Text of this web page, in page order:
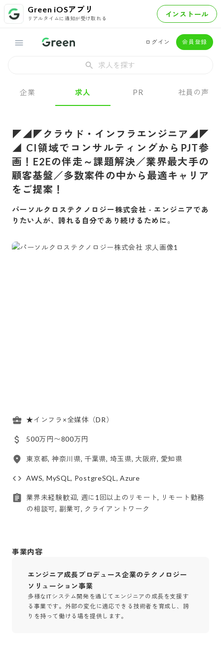
Green iOSアプリ
リアルタイムに通知が受け取れる インストール
ログイン 会員登録
求人を探す
企業 求人 PR 社員の声
◤◢◤クラウド・インフラエンジニア◢◤
◢ CI領域でコンサルティングからPJT参
画！E2Eの伴走～課題解決／業界最大手の
顧客基盤／多数案件の中から最適キャリア
をご提案！
パーソルクロステクノロジー株式会社 - エンジニアであ
りたい人が、誇れる自分であり続けるために。
★インフラ×全媒体（DR）
500万円〜800万円
東京都, 神奈川県, 千葉県, 埼玉県, 大阪府, 愛知県
AWS, MySQL, PostgreSQL, Azure
業界未経験歓迎, 週に1回以上のリモート, リモート勤務
の相談可, 副業可, クライアントワーク
事業内容
エンジニア成長プロデュース企業のテクノロジー
ソリューション事業
多様なITシステム開発を通じてエンジニアの成長を支援す
る事業です。外部の変化に適応できる技術者を育成し、誇
りを持って働ける場を提供します。